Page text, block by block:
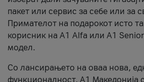
пакет или сервис за себе или за
Примателот на подарокот исто
корисник на А1 Alfa или A1
модел.
Со лансирањето на оваа нова,
функционалност, А1 Македонија